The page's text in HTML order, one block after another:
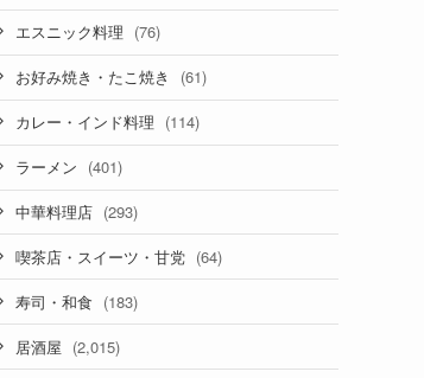
エスニック料理 (76)
お好み焼き・たこ焼き (61)
カレー・インド料理 (114)
ラーメン (401)
中華料理店 (293)
喫茶店・スイーツ・甘党 (64)
寿司・和食 (183)
居酒屋 (2,015)